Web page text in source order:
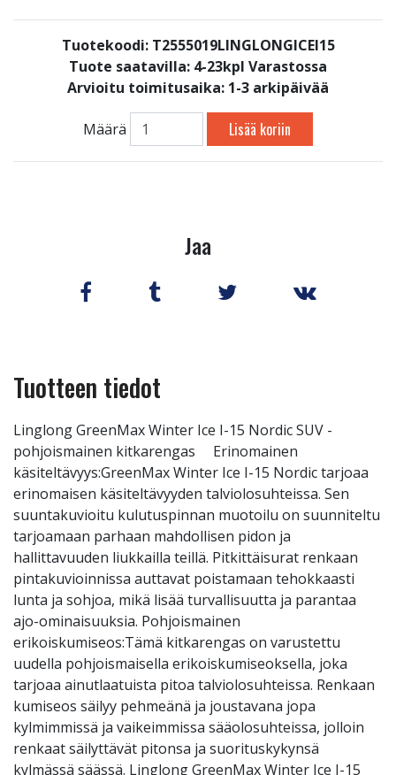
Tuotekoodi: T2555019LINGLONGICEI15
Tuote saatavilla: 4-23kpl Varastossa
Arvioitu toimitusaika: 1-3 arkipäivää
Määrä Lisää koriin
Jaa
Tuotteen tiedot
Linglong GreenMax Winter Ice I-15 Nordic SUV -
pohjoismainen kitkarengas Erinomainen
käsiteltävyys:GreenMax Winter Ice I-15 Nordic tarjoaa
erinomaisen käsiteltävyyden talviolosuhteissa. Sen
suuntakuvioitu kulutuspinnan muotoilu on suunniteltu
tarjoamaan parhaan mahdollisen pidon ja
hallittavuuden liukkailla teillä. Pitkittäisurat renkaan
pintakuvioinnissa auttavat poistamaan tehokkaasti
lunta ja sohjoa, mikä lisää turvallisuutta ja parantaa
ajo-ominaisuuksia. Pohjoismainen
erikoiskumiseos:Tämä kitkarengas on varustettu
uudella pohjoismaisella erikoiskumiseoksella, joka
tarjoaa ainutlaatuista pitoa talviolosuhteissa. Renkaan
kumiseos säilyy pehmeänä ja joustavana jopa
kylmimmissä ja vaikeimmissa sääolosuhteissa, jolloin
renkaat säilyttävät pitonsa ja suorituskykynsä
kylmässä säässä. Linglong GreenMax Winter Ice I-15